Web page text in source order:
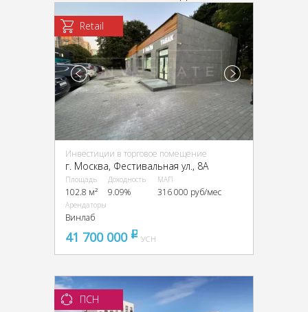
Retail
Инвестиции в торговое помещение
г. Москва, Фестивальная ул., 8А
Площадь
102.8 м²
Доходность
9.09%
МАП
316 000 руб/мес
Арендаторы
Винлаб
41 700 000 pуб
УСН
ПСН